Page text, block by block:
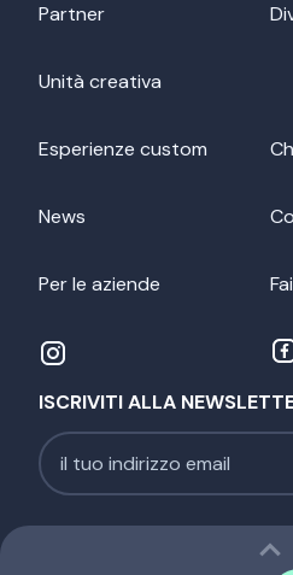
expand_less
Partner
Unità creativa
Esperienze custom
News
Per le aziende
ISCRIVITI ALLA